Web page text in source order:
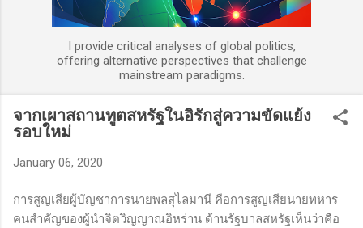
I provide critical analyses of global politics,
offering alternative perspectives that challenge
mainstream paradigms.
จากเผาสถานทูตสหรัฐในอิรักสู่ความขัดแย้ง
รอบใหม่
January 06, 2020
การสูญเสียผู้บัญชาการนายพลสุไลมานี คือการสูญเสียนายทหาร
คนสำคัญของผู้นำจิตวิญญาณอิหร่าน ด้านรัฐบาลสหรัฐเห็นว่าคือ